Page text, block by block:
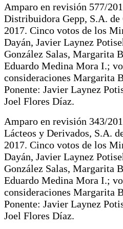
Amparo en revisión 577/
Distribuidora Gepp, S.A. de
2017. Cinco votos de los
Dayán, Javier Laynez
González Salas, Margarita
Eduardo Medina Mora I.;
consideraciones Margarita
Ponente: Javier Laynez
Joel Flores Díaz.
Amparo en revisión 343/
Lácteos y Derivados, S.A.
2017. Cinco votos de los
Dayán, Javier Laynez
González Salas, Margarita
Eduardo Medina Mora I.;
consideraciones Margarita
Ponente: Javier Laynez
Joel Flores Díaz.